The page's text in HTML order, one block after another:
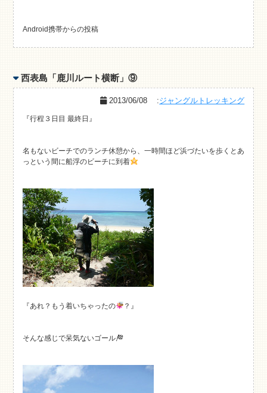
Android携帯からの投稿
西表島「鹿川ルート横断」⑨
2013/06/08 :ジャングルトレッキング
『行程３日目 最終日』
名もないビーチでのランチ休憩から、一時間ほど浜づたいを歩くとあ
っという間に船浮のビーチに到着
『あれ？もう着いちゃったの ？』
そんな感じで呆気ないゴール